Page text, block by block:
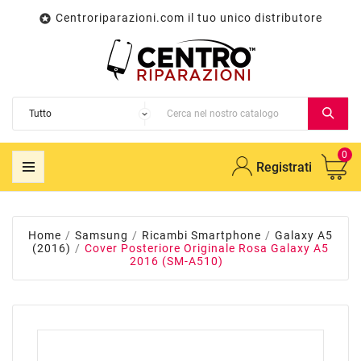
 Centroriparazioni.com il tuo unico distributore
Registrati
0
Home Samsung Ricambi Smartphone
Galaxy A5
(2016)
Cover Posteriore Originale Rosa Galaxy A5
2016 (SM-A510)